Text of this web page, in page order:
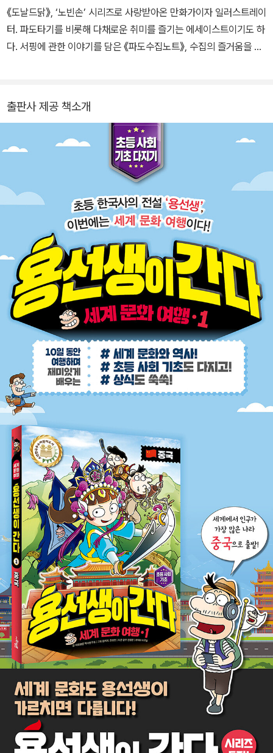
각으로 인도하는 질문 여행》, 홍콩 민주화운동 르포 《리멤버 홍콩》도
있다. 한마디로 정체불명.
《도날드닭》, ‘노빈손’ 시리즈로 사랑받아온 만화가이자 일러스트레이
터. 파도타기를 비롯해 다채로운 취미를 즐기는 에세이스트이기도 하
다. 서핑에 관한 이야기를 담은 《파도수집노트》, 수집의 즐거움을 전
왕》 《오뒷세이아》 등 여러 고전을 뒤적이며 탐독하고 공부하듯 파고
들던 어느 날, 하루에 한두 페이지씩 그림을 그리고 있는 자신을 발견
했고, 그렇게 쌓인 삼 년 남짓의 시간이 마침내 이 책이 되었다. 원전
에 충실하되, 작가 특유의 유머와 상상력으로 이야기의 틈을 자연스
럽게 채웠으며, 에피소드가 거듭될수록 깊이를 더하는 그림은 오래된
신화를 새롭고 생생하게 다시 읽게 만든다.
출판사 제공 책소개